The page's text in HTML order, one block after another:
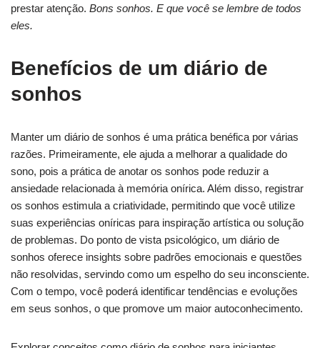
prestar atenção. Bons sonhos. E que você se lembre de todos
eles.
Benefícios de um diário de
sonhos
Manter um diário de sonhos é uma prática benéfica por várias
razões. Primeiramente, ele ajuda a melhorar a qualidade do
sono, pois a prática de anotar os sonhos pode reduzir a
ansiedade relacionada à memória onírica. Além disso, registrar
os sonhos estimula a criatividade, permitindo que você utilize
suas experiências oníricas para inspiração artística ou solução
de problemas. Do ponto de vista psicológico, um diário de
sonhos oferece insights sobre padrões emocionais e questões
não resolvidas, servindo como um espelho do seu inconsciente.
Com o tempo, você poderá identificar tendências e evoluções
em seus sonhos, o que promove um maior autoconhecimento.